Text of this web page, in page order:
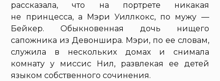
рассказала, что на портрете никакая
не принцесса, а Мэри Уиллкокс, по мужу —
Бейкер. Обыкновенная дочь нищего
сапожника из Девоншира. Мэри, по ее словам,
служила в нескольких домах и снимала
комнату у миссис Нил, развлекая ее детей
языком собственного сочинения.